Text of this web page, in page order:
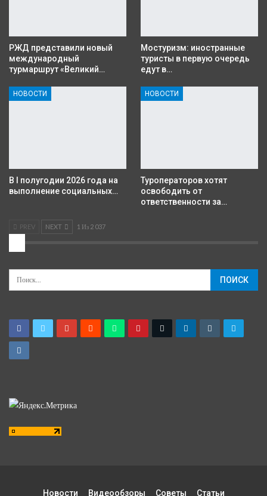
РЖД представили новый
международный
турмаршрут «Великий…
Мостуризм: иностранные
туристы в первую очередь
едут в…
НОВОСТИ
В I полугодии 2026 года на
выполнение социальных…
НОВОСТИ
Туроператоров хотят
освободить от
ответственности за…
PREV NEXT 1 Из 2 037
Новости Видеообзоры Советы Статьи